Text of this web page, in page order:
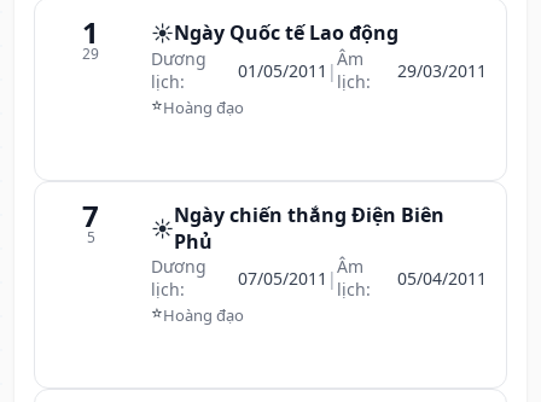
1
29
☀️Ngày Quốc tế Lao động
Dương
lịch:
01/05/2011 |Âm
lịch:
29/03/2011
⭐Hoàng đạo
7
5 ☀️Ngày chiến thắng Điện Biên
Phủ
Dương
lịch:
07/05/2011 |Âm
lịch:
05/04/2011
⭐Hoàng đạo